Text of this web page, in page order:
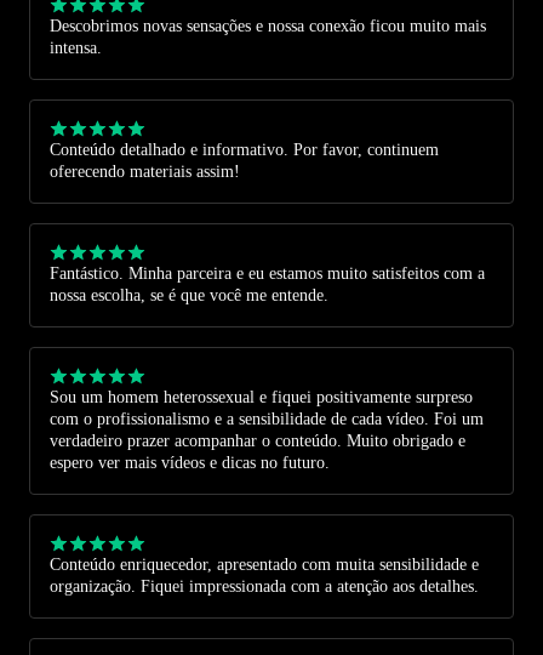
Descobrimos novas sensações e nossa conexão ficou muito mais
intensa.
Conteúdo detalhado e informativo. Por favor, continuem
oferecendo materiais assim!
Fantástico. Minha parceira e eu estamos muito satisfeitos com a
nossa escolha, se é que você me entende.
Sou um homem heterossexual e fiquei positivamente surpreso
com o profissionalismo e a sensibilidade de cada vídeo. Foi um
verdadeiro prazer acompanhar o conteúdo. Muito obrigado e
espero ver mais vídeos e dicas no futuro.
Conteúdo enriquecedor, apresentado com muita sensibilidade e
organização. Fiquei impressionada com a atenção aos detalhes.